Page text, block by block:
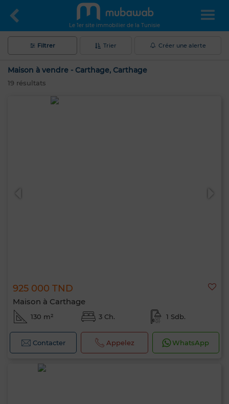
Le 1er site immobilier de la Tunisie
Filtrer Trier Créer une alerte
Maison à vendre - Carthage, Carthage
19 résultats
925 000 TND
Maison à Carthage
130 m² 3 Ch. 1 Sdb.
Contacter Appelez WhatsApp